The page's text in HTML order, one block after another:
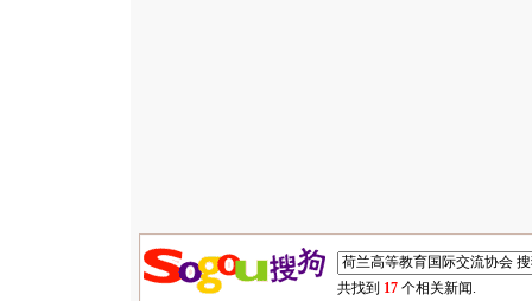
共找到 17 个相关新闻.